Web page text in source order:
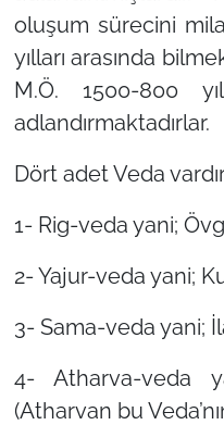
oluşum sürecini
yılları arasında
M.Ö. 1500-800
adlandırmaktadırlar.
Dört adet Veda
1- Rig-veda yani;
2- Yajur-veda yani;
3- Sama-veda yani;
4- Atharva-veda
(Atharvan bu